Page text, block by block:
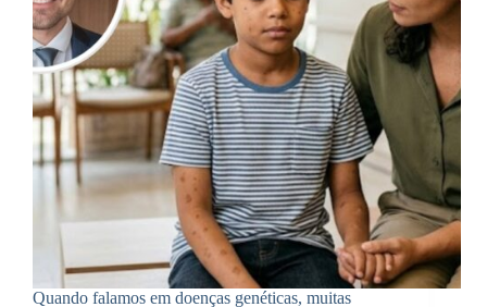
Quando falamos em doenças genéticas, muitas